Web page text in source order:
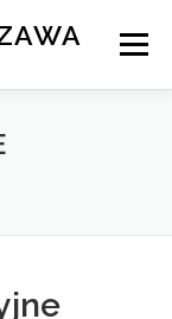
Menu
WARSZAWA